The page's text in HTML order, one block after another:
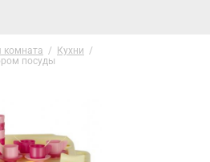
комната / Кухни /
посуды